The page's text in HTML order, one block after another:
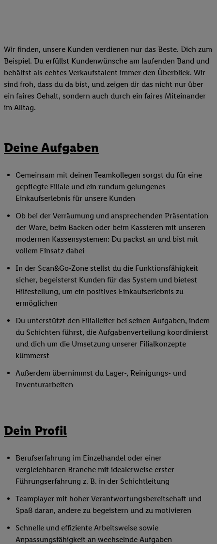
Wir finden, unsere Kunden verdienen nur das Beste. Dich zum
Beispiel. Du erfüllst Kundenwünsche am laufenden Band und
behältst als echtes Verkaufstalent immer den Überblick. Wir
sind froh, dass du da bist, und zeigen dir das nicht nur über
ein faires Gehalt, sondern auch durch ein faires Miteinander
im Alltag.
Deine Aufgaben
Gemeinsam mit deinen Teamkollegen sorgst du für eine
gepflegte Filiale und ein rundum gelungenes
Einkaufserlebnis für unsere Kunden
Ob bei der Verräumung und ansprechenden Präsentation
der Ware, beim Backen oder beim Kassieren mit unseren
modernen Kassensystemen: Du packst an und bist mit
vollem Einsatz dabei
In der Scan&Go-Zone stellst du die Funktionsfähigkeit
sicher, begeisterst Kunden für das System und bietest
Hilfestellung, um ein positives Einkaufserlebnis zu
ermöglichen
Du unterstützt den Filialleiter bei seinen Aufgaben, indem
du Schichten führst, die Aufgabenverteilung koordinierst
und dich um die Umsetzung unserer Filialkonzepte
kümmerst
Außerdem übernimmst du Lager-, Reinigungs- und
Inventurarbeiten
Dein Profil
Berufserfahrung im Einzelhandel oder einer
vergleichbaren Branche mit idealerweise erster
Führungserfahrung z. B. in der Schichtleitung
Teamplayer mit hoher Verantwortungsbereitschaft und
Spaß daran, andere zu begeistern und zu motivieren
Schnelle und effiziente Arbeitsweise sowie
Anpassungsfähigkeit an wechselnde Aufgaben